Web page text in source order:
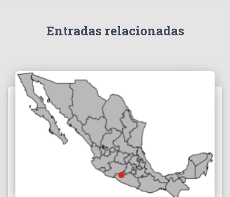
Entradas relacionadas